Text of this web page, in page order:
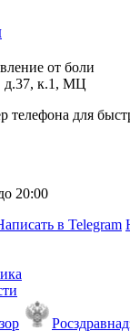
от боли
д.37, к.1, МЦ
для
20:00
в Telegram